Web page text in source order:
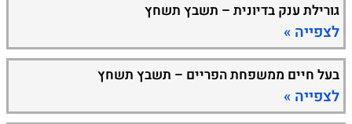
גורילת ענק בדיונית – תשבץ תשחץ
לצפייה »
בעל חיים ממשפחת הפריים – תשבץ תשחץ
לצפייה »